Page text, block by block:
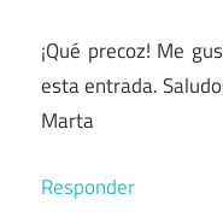
¡Qué precoz! Me
esta entrada.
Marta
Responder